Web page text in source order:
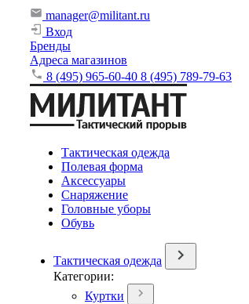
manager@militant.ru
Вход
Бренды
Адреса магазинов
8 (495) 965-60-40 8 (495) 789-79-63
Тактическая одежда
Полевая форма
Аксессуары
Снаряжение
Головные уборы
Обувь
Тактическая одежда
Категории:
Куртки